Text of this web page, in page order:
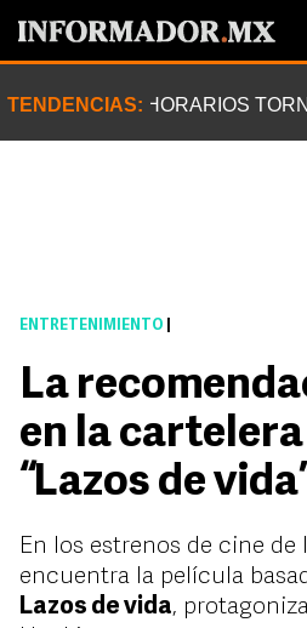
TENDENCIAS: HORARIOS
ENTRETENIMIENTO
La
en la cartelera
“Lazos de
En los estrenos de cine de
encuentra la película
Lazos de vida,